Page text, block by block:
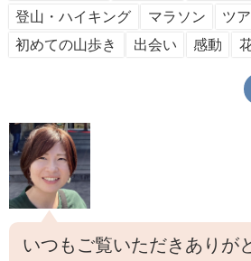
登山・ハイキング
マラソン
ツ
初めての山歩き
出会い 感動
いつもご覧いただきありが